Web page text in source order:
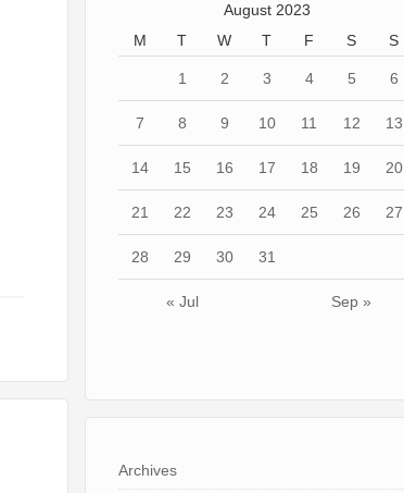
August 2023
M
T W T F S S
« Jul Sep »
1 2 3 4 5 6
7 8 9 10 11 12 13
14 15 16 17 18 19 20
21 22 23 24 25 26 27
28 29 30 31
Archives